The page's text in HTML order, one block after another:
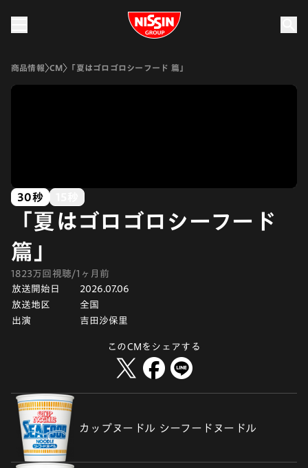
Nissin Group
商品情報 CM 「夏はゴロゴロシーフード 篇」
30秒
「夏はゴロゴロシーフード
篇」
1823万回視聴/1ヶ月前
放送開始日
2026.07.06
放送地区
全国
出演
吉田沙保里
このCMをシェアする
カップヌードル シーフードヌードル